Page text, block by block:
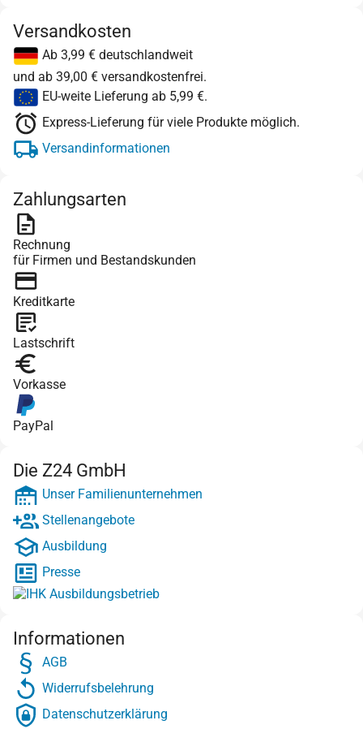
Versandkosten
Ab 3,99 € deutschlandweit
und ab 39,00 € versandkostenfrei.
EU-weite Lieferung ab 5,99 €.
Express-Lieferung für viele Produkte möglich.
Versandinformationen
Zahlungsarten
Rechnung
für Firmen und Bestandskunden
Kreditkarte
Lastschrift
Vorkasse
PayPal
Die Z24 GmbH
Unser Familienunternehmen
Stellenangebote
Ausbildung
Presse
Informationen
AGB
Widerrufsbelehrung
Datenschutzerklärung